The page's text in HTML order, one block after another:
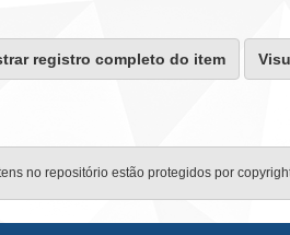
registro completo do item
no repositório estão protegidos por